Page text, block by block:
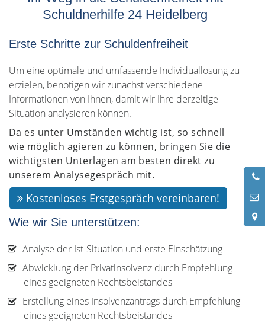
Schuldnerhilfe 24 Heidelberg
Erste Schritte zur Schuldenfreiheit
Um eine optimale und umfassende Individuallösung zu
erzielen, benötigen wir zunächst verschiedene
Informationen von Ihnen, damit wir Ihre derzeitige
Situation analysieren können.
Da es unter Umständen wichtig ist, so schnell
wie möglich agieren zu können, bringen Sie die
wichtigsten Unterlagen am besten direkt zu
unserem Analysegespräch mit.
Kostenloses Erstgespräch vereinbaren!
Wie wir Sie unterstützen:
Analyse der Ist-Situation und erste Einschätzung
Abwicklung der Privatinsolvenz durch Empfehlung
eines geeigneten Rechtsbeistandes
Erstellung eines Insolvenzantrags durch Empfehlung
eines geeigneten Rechtsbeistandes